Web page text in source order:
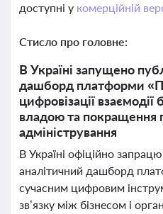
доступні у комерційній
Стисло про головне:
В Україні запущено
дашборд платформи
цифровізації
владою та покращення
адміністрування
В Україні офіційно
аналітичний дашборд
сучасним цифровим
зв’язку між бізнесом і